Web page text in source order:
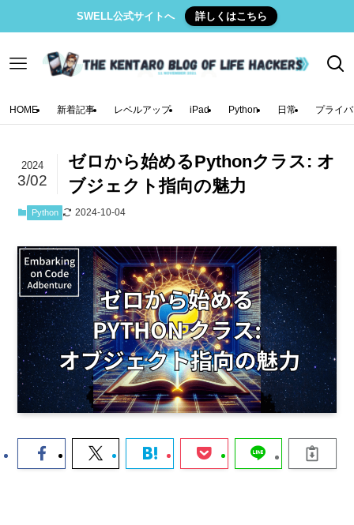
SWELL公式サイトへ 詳しくはこちら
HOME 新着記事 レベルアップ iPad Python 日常 プライ
ゼロから始めるPythonクラス: オ
ブジェクト指向の魅力
2024
3/02
Python 2024-10-04